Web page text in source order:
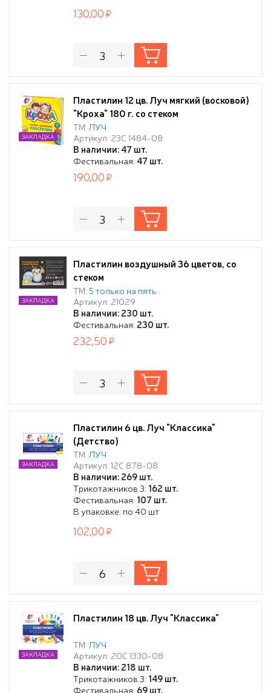
130,00
Пластилин 12 цв. Луч мягкий (восковой)
"Кроха" 180 г. со стеком
ТМ:ЛУЧ
Артикул: 23С 1484-08
В наличии: 47 шт.
Фестивальная: 47 шт.
ЗАКЛАДКА
190,00
Пластилин воздушный 36 цветов, со
стеком
ТМ:5 только на пять
Артикул: 21029
В наличии: 230 шт.
Фестивальная: 230 шт.
ЗАКЛАДКА
232,50
Пластилин 6 цв. Луч "Классика"
(Детство)
ТМ:ЛУЧ
Артикул: 12С 878-08
В наличии: 269 шт.
Трикотажников 3: 162 шт.
Фестивальная: 107 шт.
В упаковке: по 40 шт
ЗАКЛАДКА
102,00
Пластилин 18 цв. Луч "Классика"
ТМ:ЛУЧ
Артикул: 20С 1330-08
В наличии: 218 шт.
Трикотажников 3: 149 шт.
Фестивальная: 69 шт.
ЗАКЛАДКА